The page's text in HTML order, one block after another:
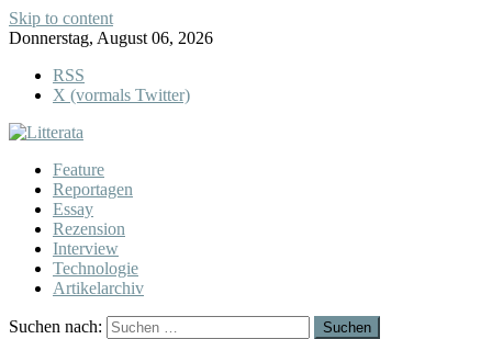
Skip to content
Donnerstag, August 06, 2026
RSS
X (vormals Twitter)
Feature
Reportagen
Essay
Rezension
Interview
Technologie
Artikelarchiv
Suchen nach: